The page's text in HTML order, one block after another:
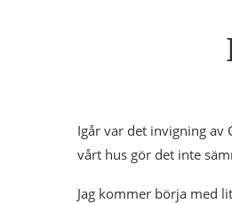
Igår var det invigning av
vårt hus gör det inte
Jag kommer börja med